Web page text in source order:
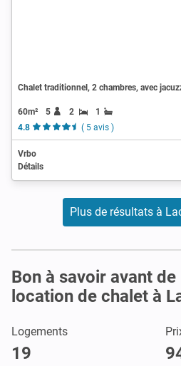
Chalet traditionnel, 2 chambres, avec
60m² 5 2
1
4.8
( 5 avis )
Vrbo
Détails
Plus de résultats à
Bon à savoir avant
location de chalet à
Logements
19